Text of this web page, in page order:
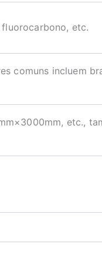
etc.
comuns incluem
etc.,